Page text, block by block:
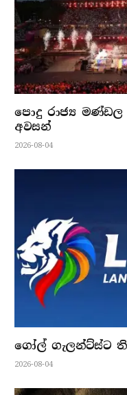
පොදු රාජ්‍ය මණ්ඩල
අවසන්
2026-08-04
ගෝල් ගැලන්ට්ස්ට
2026-08-04